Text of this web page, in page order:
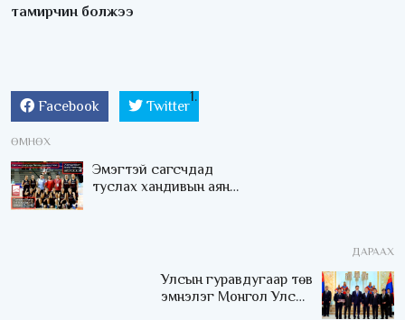
тамирчин болжээ
Facebook Twitter
ӨМНӨХ
Эмэгтэй сагсчдад
туслах хандивын аян
ДАРААХ
Улсын гуравдугаар төв
эмнэлэг Монгол Улсын